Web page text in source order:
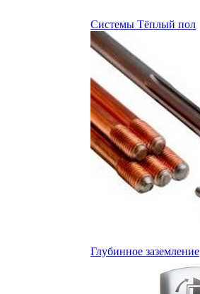
Системы Тёплый пол
Глубинное заземление